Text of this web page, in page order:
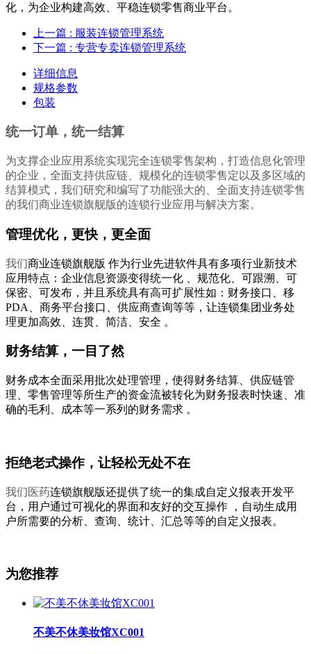
化，为企业构建高效、平稳连锁零售商业平台。
上一篇 : 服装连锁管理系统
下一篇 : 专营专卖连锁管理系统
详细信息
规格参数
包装
统一订单，统一结算
为支撑企业应用系统实现完全连锁零售架构，打造信息化管理
的企业，全面支持供应链、规模化的连锁零售定以及多区域的
结算模式，我们研究和编写了功能强大的、全面支持连锁零售
的我们商业连锁旗舰版的连锁行业应用与解决方案。
管理优化，更快，更全面
我们商业连锁旗舰版 作为行业先进软件具有多项行业新技术
应用特点：企业信息资源变得统一化 、规范化、可跟溯、可
保密、可发布，并且系统具有高可扩展性如：财务接口、移
PDA、商务平台接口、供应商查询等等，让连锁集团业务处
理更加高效、连贯、简洁、安全 。
财务结算，一目了然
财务成本全面采用批次处理管理，使得财务结算、供应链管
理、零售管理等所生产的资金流被转化为财务报表时快速、准
确的毛利、成本等一系列的财务需求 。
拒绝老式操作，让轻松无处不在
我们医药连锁旗舰版还提供了统一的集成自定义报表开发平
台，用户通过可视化的界面和友好的交互操作 ，自动生成用
户所需要的分析、查询、统计、汇总等等的自定义报表。
为您推荐
不美不休美妆馆XC001